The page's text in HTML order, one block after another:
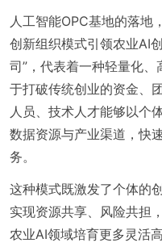
人工智能OPC基地的落地
创新组织模式引领农业AI
司”，代表着一种轻量化
于打破传统创业的资金、
人员、技术人才能够以个
数据资源与产业渠道，快
务。
这种模式既激发了个体的
实现资源共享、风险共担
农业AI领域培育更多灵活